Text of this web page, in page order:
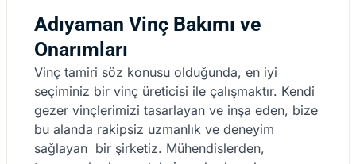
Adıyaman Vinç Bakımı ve
Onarımları
Vinç tamiri söz konusu olduğunda, en iyi
seçiminiz bir vinç üreticisi ile çalışmaktır. Kendi
gezer vinçlerimizi tasarlayan ve inşa eden, bize
bu alanda rakipsiz uzmanlık ve deneyim
sağlayan bir şirketiz. Mühendislerden,